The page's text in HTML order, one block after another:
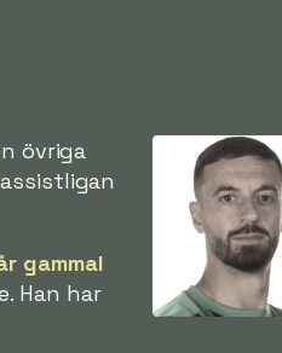
övriga
gammal
Han har